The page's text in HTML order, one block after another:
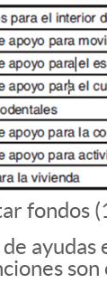
fondos